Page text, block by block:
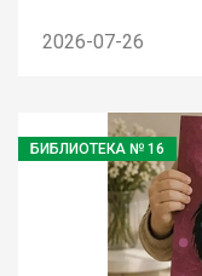
2026-07-26
БИБЛИОТЕКА № 16